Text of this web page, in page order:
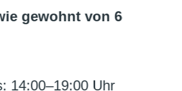
gewohnt von 6
14:00–19:00 Uhr